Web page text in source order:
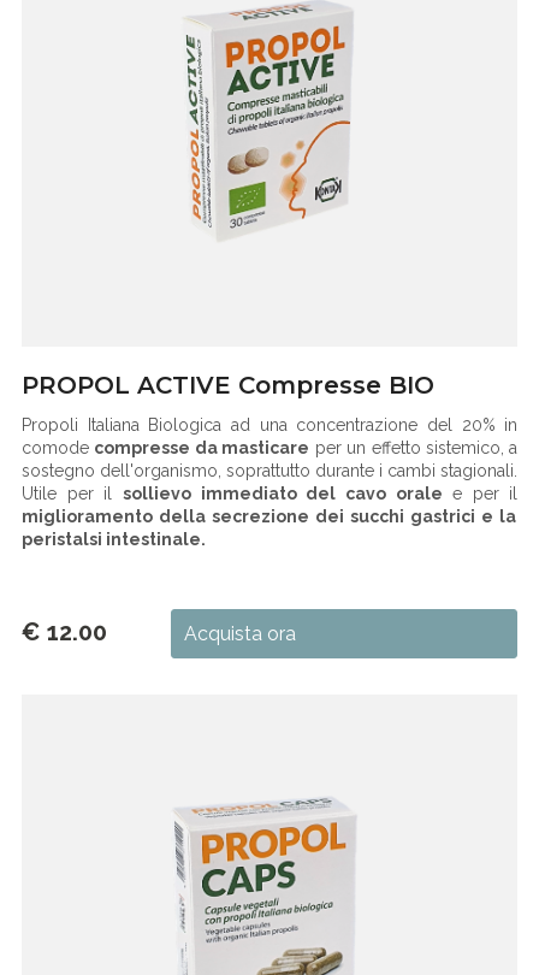
PROPOL ACTIVE Compresse BIO
Propoli Italiana Biologica ad una concentrazione del 20% in
comode compresse da masticare per un effetto sistemico, a
sostegno dell'organismo, soprattutto durante i cambi stagionali.
Utile per il sollievo immediato del cavo orale e per il
miglioramento della secrezione dei succhi gastrici e la
peristalsi intestinale.
€ 12.00 Acquista ora